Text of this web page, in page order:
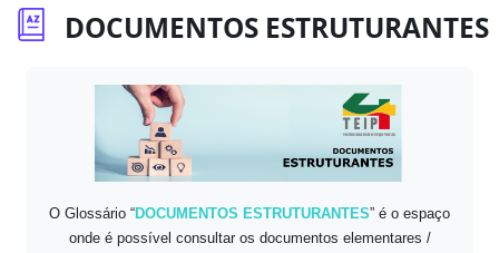
DOCUMENTOS ESTRUTURANTES
O Glossário “DOCUMENTOS ESTRUTURANTES” é o espaço
onde é possível consultar os documentos elementares /